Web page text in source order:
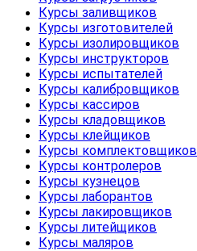
Курсы заливщиков
Курсы изготовителей
Курсы изолировщиков
Курсы инструкторов
Курсы испытателей
Курсы калибровщиков
Курсы кассиров
Курсы кладовщиков
Курсы клейщиков
Курсы комплектовщиков
Курсы контролеров
Курсы кузнецов
Курсы лаборантов
Курсы лакировщиков
Курсы литейщиков
Курсы маляров